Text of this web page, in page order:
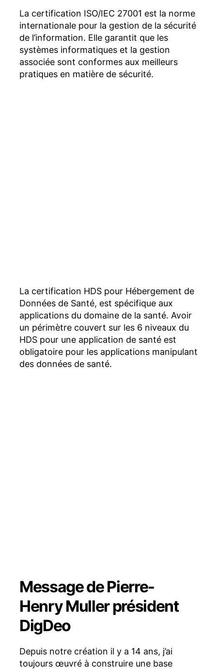
La certification ISO/IEC 27001 est la norme
internationale pour la gestion de la sécurité
de l’information. Elle garantit que les
systèmes informatiques et la gestion
associée sont conformes aux meilleurs
pratiques en matière de sécurité.
La certification HDS pour Hébergement de
Données de Santé, est spécifique aux
applications du domaine de la santé. Avoir
un périmètre couvert sur les 6 niveaux du
HDS pour une application de santé est
obligatoire pour les applications manipulant
des données de santé.
Message de Pierre-
Henry Muller président
DigDeo
Depuis notre création il y a 14 ans, j’ai
toujours œuvré à construire une base